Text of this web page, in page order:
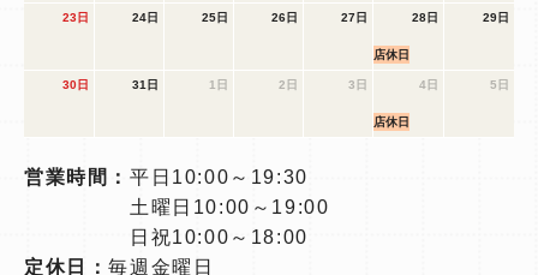
23日 24日 25日 26日 27日 28日
店休日
29日
30日 31日 1日 2日 3日 4日
店休日
5日
営業時間： 平日10:00～19:30
土曜日10:00～19:00
日祝10:00～18:00
定休日：毎週金曜日